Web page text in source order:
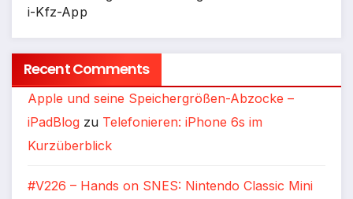
i-Kfz-App
Recent Comments
Apple und seine Speichergrößen-Abzocke –
iPadBlog zu Telefonieren: iPhone 6s im
Kurzüberblick
#V226 – Hands on SNES: Nintendo Classic Mini